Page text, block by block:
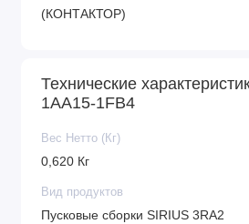
(КОНТАКТОР)
Технические
1AA15-1FB4
Вес Нетто (Кг)
0,620 Кг
Вид продуктов
Пусковые сборки SIRIUS 3RA2